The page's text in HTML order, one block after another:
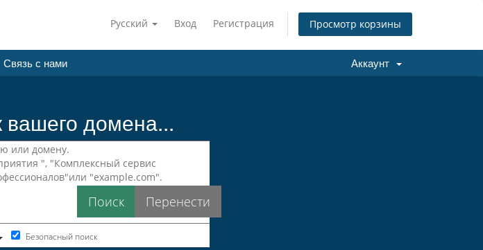
Русский Вход Регистрация Просмотр корзины
Связь с нами Аккаунт
вашего домена...
Безопасный поиск